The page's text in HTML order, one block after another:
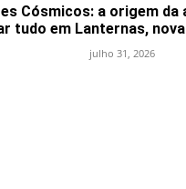
Cósmicos: a origem da
tudo em Lanternas,
julho 31, 2026